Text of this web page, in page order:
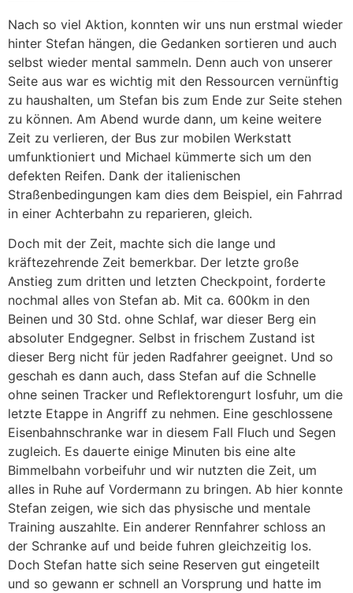
Nach so viel Aktion, konnten wir uns nun erstmal wieder
hinter Stefan hängen, die Gedanken sortieren und auch
selbst wieder mental sammeln. Denn auch von unserer
Seite aus war es wichtig mit den Ressourcen vernünftig
zu haushalten, um Stefan bis zum Ende zur Seite stehen
zu können. Am Abend wurde dann, um keine weitere
Zeit zu verlieren, der Bus zur mobilen Werkstatt
umfunktioniert und Michael kümmerte sich um den
defekten Reifen. Dank der italienischen
Straßenbedingungen kam dies dem Beispiel, ein Fahrrad
in einer Achterbahn zu reparieren, gleich.
Doch mit der Zeit, machte sich die lange und
kräftezehrende Zeit bemerkbar. Der letzte große
Anstieg zum dritten und letzten Checkpoint, forderte
nochmal alles von Stefan ab. Mit ca. 600km in den
Beinen und 30 Std. ohne Schlaf, war dieser Berg ein
absoluter Endgegner. Selbst in frischem Zustand ist
dieser Berg nicht für jeden Radfahrer geeignet. Und so
geschah es dann auch, dass Stefan auf die Schnelle
ohne seinen Tracker und Reflektorengurt losfuhr, um die
letzte Etappe in Angriff zu nehmen. Eine geschlossene
Eisenbahnschranke war in diesem Fall Fluch und Segen
zugleich. Es dauerte einige Minuten bis eine alte
Bimmelbahn vorbeifuhr und wir nutzten die Zeit, um
alles in Ruhe auf Vordermann zu bringen. Ab hier konnte
Stefan zeigen, wie sich das physische und mentale
Training auszahlte. Ein anderer Rennfahrer schloss an
der Schranke auf und beide fuhren gleichzeitig los.
Doch Stefan hatte sich seine Reserven gut eingeteilt
und so gewann er schnell an Vorsprung und hatte im